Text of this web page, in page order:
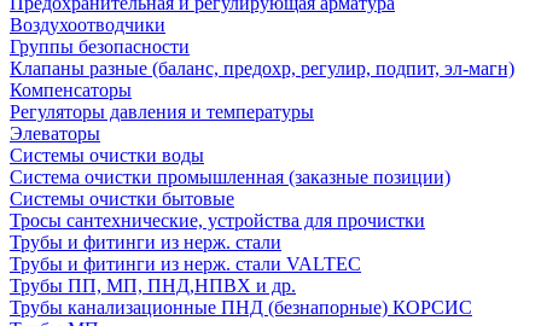
Воздухоотводчики
Группы безопасности
Клапаны разные (баланс, предохр, регулир, подпит, эл-магн)
Компенсаторы
Регуляторы давления и температуры
Элеваторы
Системы очистки воды
Система очистки промышленная (заказные позиции)
Системы очистки бытовые
Тросы сантехнические, устройства для прочистки
Трубы и фитинги из нерж. стали
Трубы и фитинги из нерж. стали VALTEC
Трубы ПП, МП, ПНД,НПВХ и др.
Трубы канализационные ПНД (безнапорные) КОРСИС